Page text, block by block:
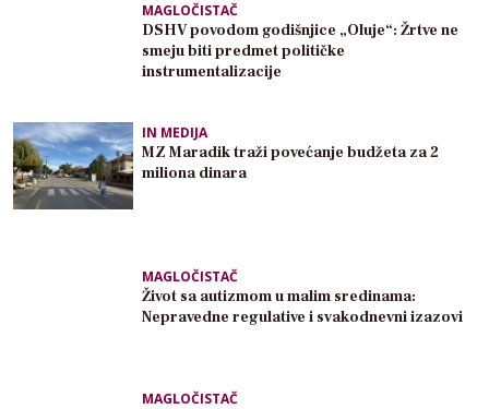
MAGLOČISTAČ
DSHV povodom godišnjice „Oluje“: Žrtve ne
smeju biti predmet političke
instrumentalizacije
IN MEDIJA
MZ Maradik traži povećanje budžeta za 2
miliona dinara
MAGLOČISTAČ
Život sa autizmom u malim sredinama:
Nepravedne regulative i svakodnevni izazovi
MAGLOČISTAČ